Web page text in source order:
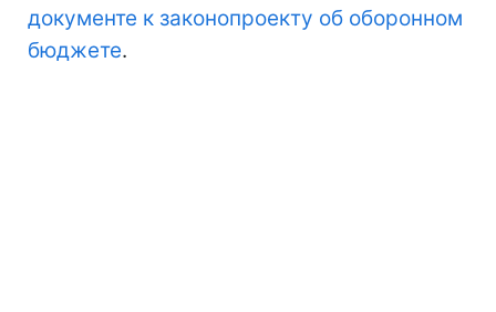
документе к законопроекту об оборонном
бюджете.